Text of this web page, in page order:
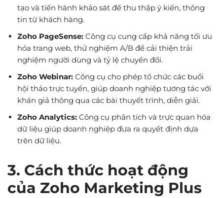
tạo và tiến hành khảo sát để thu thập ý kiến, thông
tin từ khách hàng.
Zoho PageSense: Công cụ cung cấp khả năng tối ưu
hóa trang web, thử nghiệm A/B để cải thiện trải
nghiệm người dùng và tỷ lệ chuyển đổi.
Zoho Webinar: Công cụ cho phép tổ chức các buổi
hội thảo trực tuyến, giúp doanh nghiệp tương tác với
khán giả thông qua các bài thuyết trình, diễn giải.
Zoho Analytics: Công cụ phân tích và trực quan hóa
dữ liệu giúp doanh nghiệp đưa ra quyết định dựa
trên dữ liệu.
3. Cách thức hoạt động
của Zoho Marketing Plus